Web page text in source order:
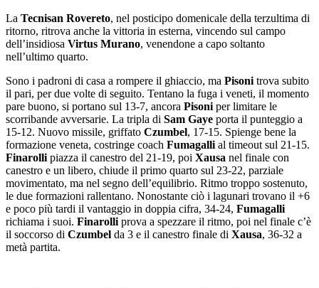
La Tecnisan Rovereto, nel posticipo domenicale della terzultima di
ritorno, ritrova anche la vittoria in esterna, vincendo sul campo
dell’insidiosa Virtus Murano, venendone a capo soltanto
nell’ultimo quarto.
Sono i padroni di casa a rompere il ghiaccio, ma Pisoni trova subito
il pari, per due volte di seguito. Tentano la fuga i veneti, il momento
pare buono, si portano sul 13-7, ancora Pisoni per limitare le
scorribande avversarie. La tripla di Sam Gaye porta il punteggio a
15-12. Nuovo missile, griffato Czumbel, 17-15. Spienge bene la
formazione veneta, costringe coach Fumagalli al timeout sul 21-15.
Finarolli piazza il canestro del 21-19, poi Xausa nel finale con
canestro e un libero, chiude il primo quarto sul 23-22, parziale
movimentato, ma nel segno dell’equilibrio. Ritmo troppo sostenuto,
le due formazioni rallentano. Nonostante ciò i lagunari trovano il +6
e poco più tardi il vantaggio in doppia cifra, 34-24, Fumagalli
richiama i suoi. Finarolli prova a spezzare il ritmo, poi nel finale c’è
il soccorso di Czumbel da 3 e il canestro finale di Xausa, 36-32 a
metà partita.